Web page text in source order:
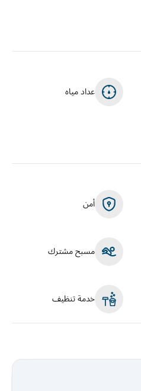
عداد مياه
أمن
مسبح مشترك
خدمة تنظيف